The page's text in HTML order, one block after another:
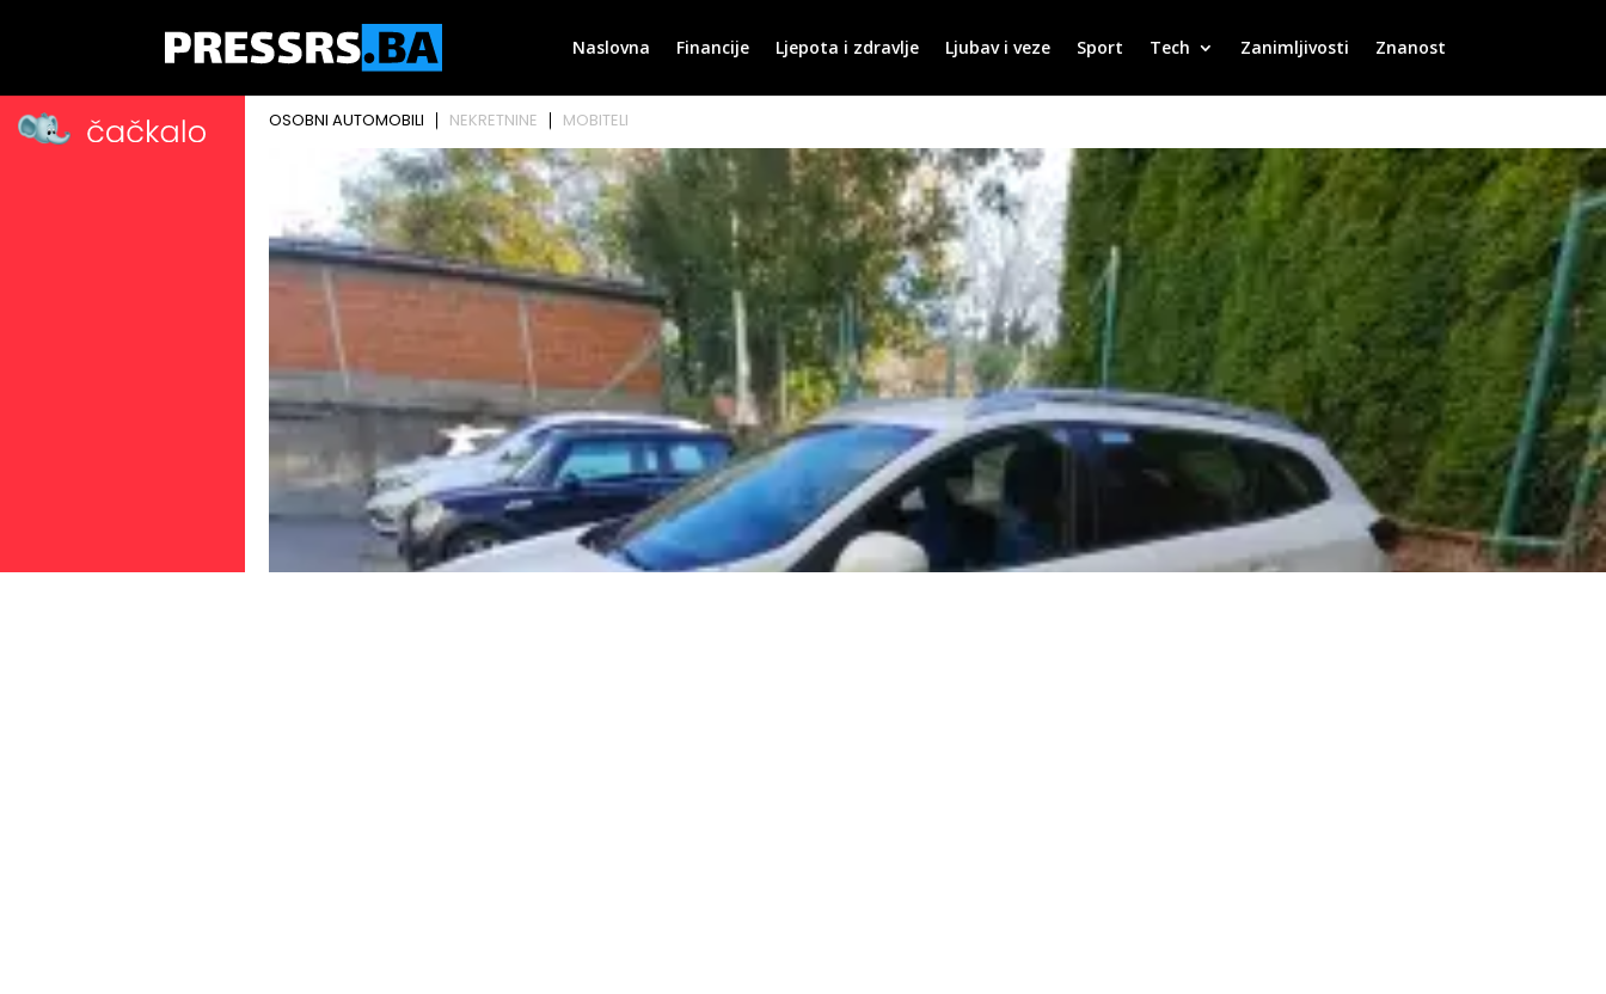
Naslovna Financije Ljepota i zdravlje Ljubav i veze Sport Tech Zanimljivosti Znanost